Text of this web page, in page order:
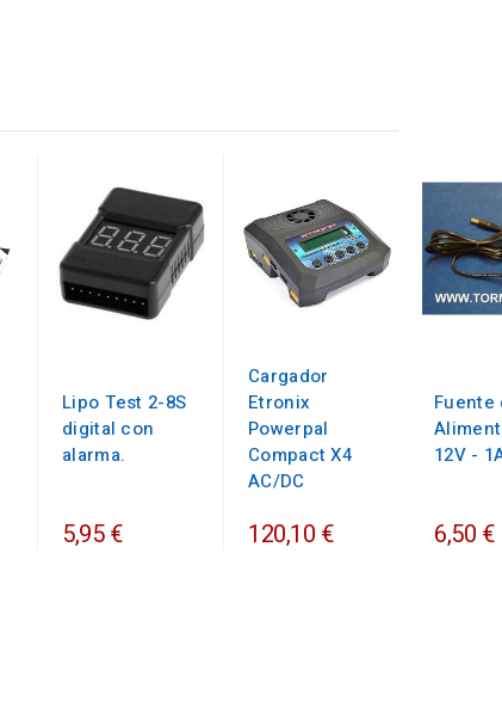
Lipo Test 2-8S
digital con
alarma.
5,95 €
Cargador
Etronix
Powerpal
Compact X4
AC/DC
120,10 €
Fuente
12V -
6,50 €